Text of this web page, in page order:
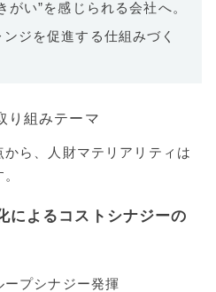
がい”を感じられる会社へ。
ジを促進する仕組みづく
り組みテーマ
ら、人財マテリアリティは
によるコストシナジーの
プシナジー発揮